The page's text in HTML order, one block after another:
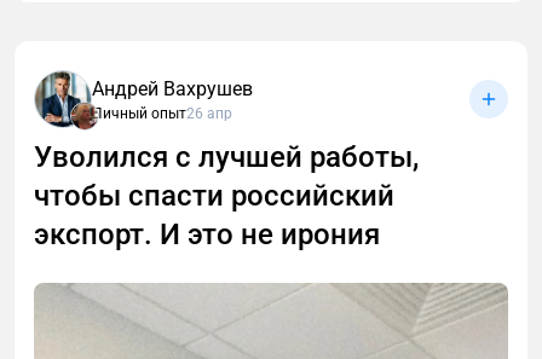
В этой статье разберём, чем инвестиционный
проект отличается от «классического» ремонта,
как собственнику избежать типичных ошибок и
максимально окупить вложения.
Андрей Вахрушев
Личный опыт26 апр
Уволился с лучшей работы,
чтобы спасти российский
экспорт. И это не ирония